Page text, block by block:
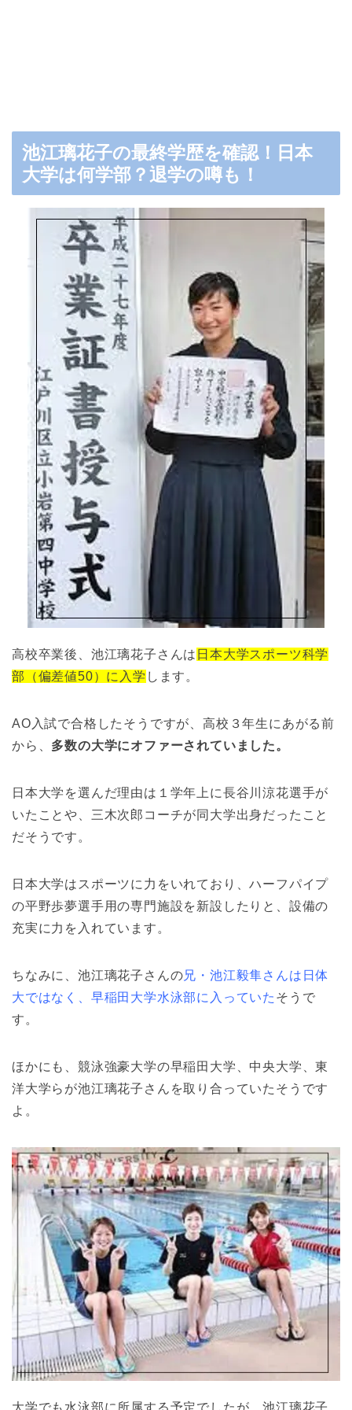
池江璃花子の最終学歴を確認！日本
大学は何学部？退学の噂も！
高校卒業後、池江璃花子さんは 日本大学スポーツ科学
部（偏差値50）に入学 します。
AO入試で合格したそうですが、高校３年生にあがる前
から、 多数の大学にオファーされていました。
日本大学を選んだ理由は１学年上に長谷川涼花選手が
いたことや、三木次郎コーチが同大学出身だったこと
だそうです。
日本大学はスポーツに力をいれており、ハーフパイプ
の平野歩夢選手用の専門施設を新設したりと、設備の
充実に力を入れています。
ちなみに、池江璃花子さんの兄・池江毅隼さんは日体
大ではなく、早稲田大学水泳部に入っていた そうで
す。
ほかにも、競泳強豪大学の早稲田大学、中央大学、東
洋大学らが池江璃花子さんを取り合っていたそうです
よ。
大学でも水泳部に所属する予定でしたが、池江璃花子